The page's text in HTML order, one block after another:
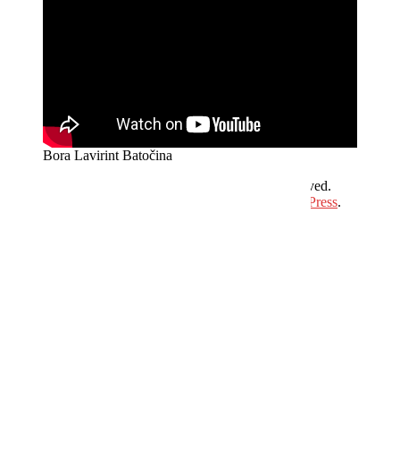
Bora Lavirint Batočina
. All rights reserved.
WordPress.